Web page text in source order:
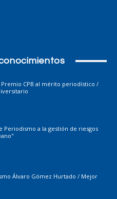
CPB al mérito periodístico /
Periodismo a la gestión de riesgos
Álvaro Gómez Hurtado / Mejor